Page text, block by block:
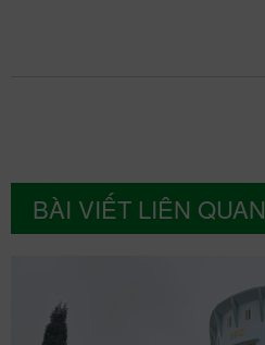
BÀI VIẾT LIÊN QUAN